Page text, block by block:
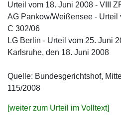
Urteil vom 18. Juni 2008 - VIII
AG Pankow/Weißensee - Urteil
C 302/06
LG Berlin - Urteil vom 25. Juni
Karlsruhe, den 18. Juni 2008
Quelle: Bundesgerichtshof,
115/2008
[weiter zum Urteil im Volltext]